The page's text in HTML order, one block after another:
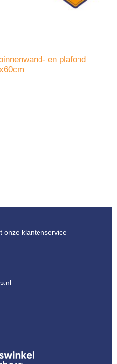
en plafond
onze klantenservice